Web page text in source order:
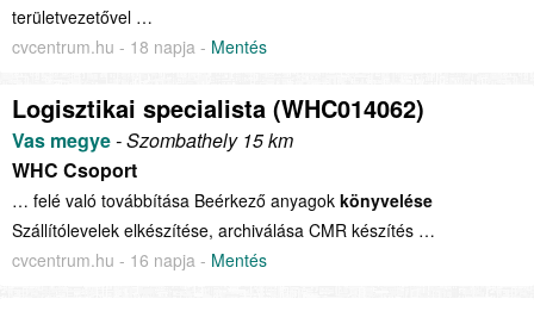
területvezetővel …
cvcentrum.hu - 18 napja - Mentés
Logisztikai specialista (WHC014062)
Vas megye- Szombathely 15 km
WHC Csoport
… felé való továbbítása Beérkező anyagok könyvelése
Szállítólevelek elkészítése, archiválása CMR készítés …
cvcentrum.hu - 16 napja - Mentés